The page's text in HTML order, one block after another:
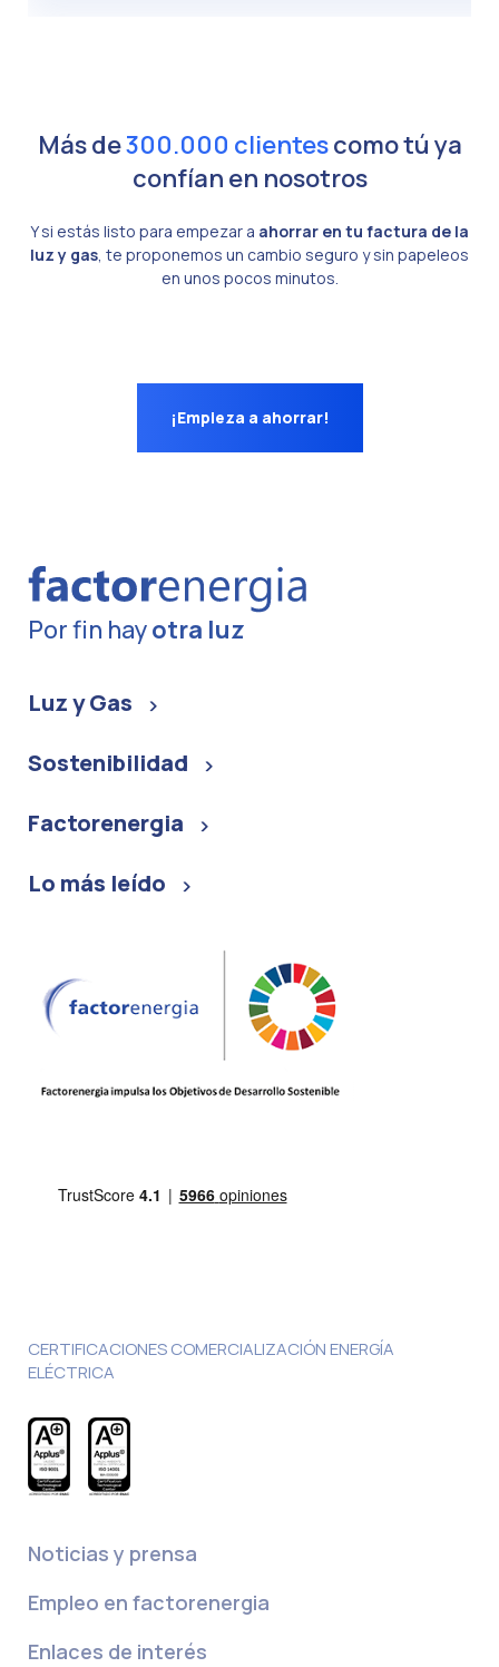
Más de300.000 clientescomo tú ya
confían en nosotros
Y si estás listo para empezar a ahorrar en tu factura de la
luz y gas, te proponemos un cambio seguro y sin papeleos
en unos pocos minutos.
¡Empieza a ahorrar!
Por fin hayotra luz
Luz y Gas
Sostenibilidad
Factorenergia
Lo más leído
CERTIFICACIONES COMERCIALIZACIÓN ENERGÍA
ELÉCTRICA
Noticias y prensa
Empleo en factorenergia
Enlaces de interés